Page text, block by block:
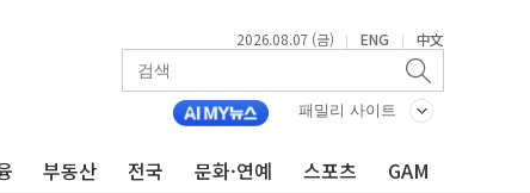
2026.08.07 (금) | ENG | 中文
패밀리 사이트
부동산 전국 문화·연예 스포츠 GAM
운항허가 취득...중국 노선 다변화